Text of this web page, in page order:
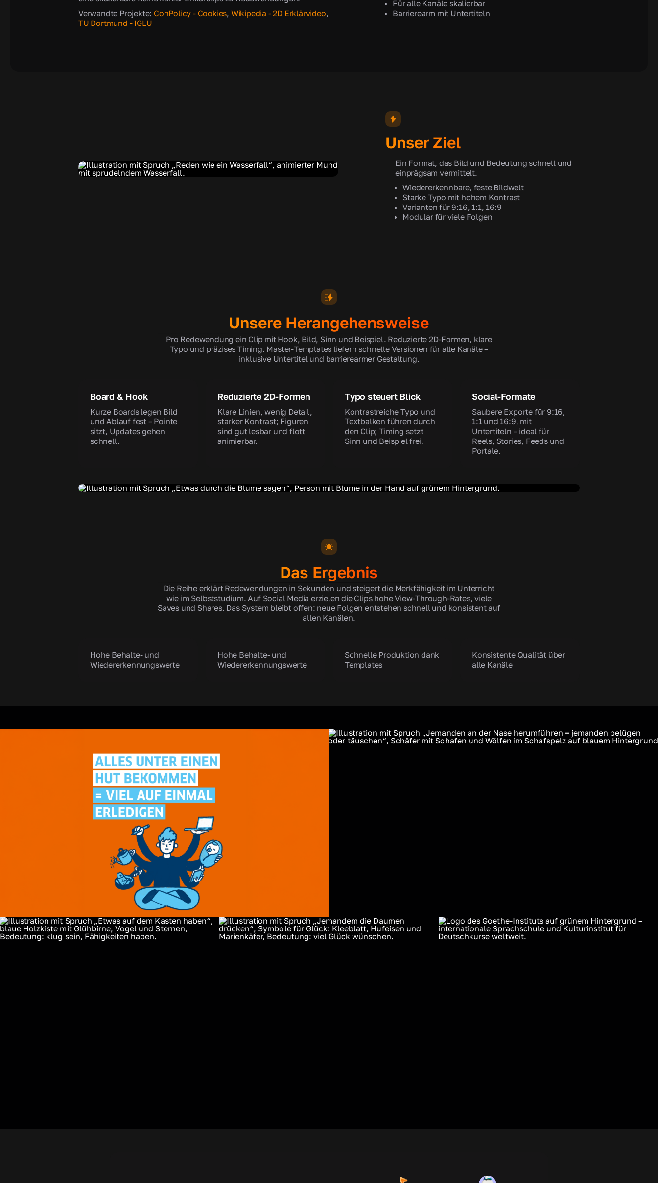
Verwandte Projekte: ConPolicy - Cookies, Wikipedia - 2D Erklärvideo,
TU Dortmund - IGLU
Für alle Kanäle skalierbar
Barrierearm mit Untertiteln
Unser Ziel
Ein Format, das Bild und Bedeutung schnell und
einprägsam vermittelt.
Wiedererkennbare, feste Bildwelt
Starke Typo mit hohem Kontrast
Varianten für 9:16, 1:1, 16:9
Modular für viele Folgen
Unsere Herangehensweise
Pro Redewendung ein Clip mit Hook, Bild, Sinn und Beispiel. Reduzierte 2D-Formen, klare
Typo und präzises Timing. Master-Templates liefern schnelle Versionen für alle Kanäle –
inklusive Untertitel und barrierearmer Gestaltung.
Board & Hook
Kurze Boards legen Bild
und Ablauf fest – Pointe
sitzt, Updates gehen
schnell.
Reduzierte 2D-Formen
Klare Linien, wenig Detail,
starker Kontrast; Figuren
sind gut lesbar und flott
animierbar.
Typo steuert Blick
Kontrastreiche Typo und
Textbalken führen durch
den Clip; Timing setzt
Sinn und Beispiel frei.
Social-Formate
Saubere Exporte für 9:16,
1:1 und 16:9, mit
Untertiteln – ideal für
Reels, Stories, Feeds und
Portale.
Das Ergebnis
Die Reihe erklärt Redewendungen in Sekunden und steigert die Merkfähigkeit im Unterricht
wie im Selbststudium. Auf Social Media erzielen die Clips hohe View-Through-Rates, viele
Saves und Shares. Das System bleibt offen: neue Folgen entstehen schnell und konsistent auf
allen Kanälen.
Hohe Behalte- und
Wiedererkennungswerte
Hohe Behalte- und
Wiedererkennungswerte
Schnelle Produktion dank
Templates
Konsistente Qualität über
alle Kanäle